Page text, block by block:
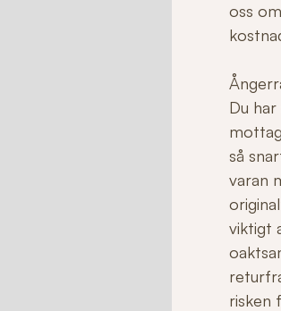
oss
Du
så
varan
viktigt
risken